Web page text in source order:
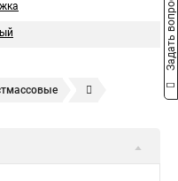
купить в
Задать вопрос